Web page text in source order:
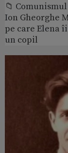
📁
Ion Gheorghe
pe care Elena
un copil